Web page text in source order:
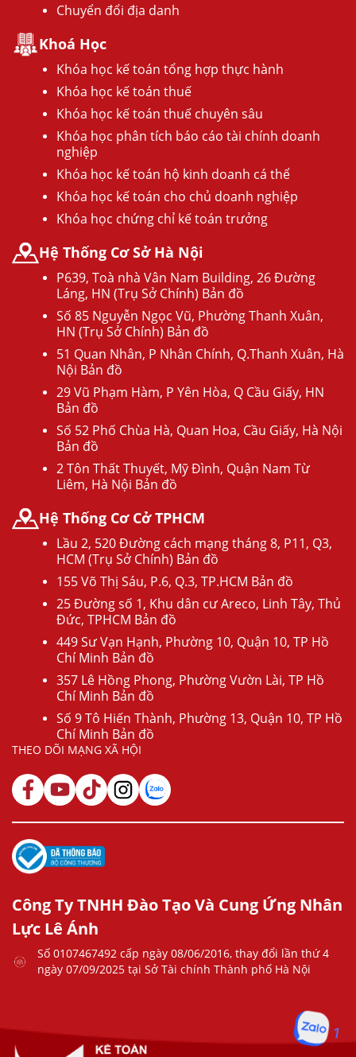
Chuyển đổi địa danh
Khoá Học
Khóa học kế toán tổng hợp thực hành
Khóa học kế toán thuế
Khóa học kế toán thuế chuyên sâu
Khóa học phân tích báo cáo tài chính doanh
nghiệp
Khóa học kế toán hộ kinh doanh cá thể
Khóa học kế toán cho chủ doanh nghiệp
Khóa học chứng chỉ kế toán trưởng
Hệ Thống Cơ Sở Hà Nội
P639, Toà nhà Vân Nam Building, 26 Đường
Láng, HN (Trụ Sở Chính) Bản đồ
Số 85 Nguyễn Ngọc Vũ, Phường Thanh Xuân,
HN (Trụ Sở Chính) Bản đồ
51 Quan Nhân, P Nhân Chính, Q.Thanh Xuân, Hà
Nội Bản đồ
29 Vũ Phạm Hàm, P Yên Hòa, Q Cầu Giấy, HN
Bản đồ
Số 52 Phố Chùa Hà, Quan Hoa, Cầu Giấy, Hà Nội
Bản đồ
2 Tôn Thất Thuyết, Mỹ Đình, Quận Nam Từ
Liêm, Hà Nội Bản đồ
Hệ Thống Cơ Cở TPHCM
Lầu 2, 520 Đường cách mạng tháng 8, P11, Q3,
HCM (Trụ Sở Chính) Bản đồ
155 Võ Thị Sáu, P.6, Q.3, TP.HCM Bản đồ
25 Đường số 1, Khu dân cư Areco, Linh Tây, Thủ
Đức, TPHCM Bản đồ
449 Sư Vạn Hạnh, Phường 10, Quận 10, TP Hồ
Chí Minh Bản đồ
357 Lê Hồng Phong, Phường Vườn Lài, TP Hồ
Chí Minh Bản đồ
Số 9 Tô Hiến Thành, Phường 13, Quận 10, TP Hồ
Chí Minh Bản đồ
THEO DÕI MẠNG XÃ HỘI
Công Ty TNHH Đào Tạo Và Cung Ứng Nhân
Lực Lê Ánh
Số 0107467492 cấp ngày 08/06/2016, thay đổi lần thứ 4
ngày 07/09/2025 tại Sở Tài chính Thành phố Hà Nội
1